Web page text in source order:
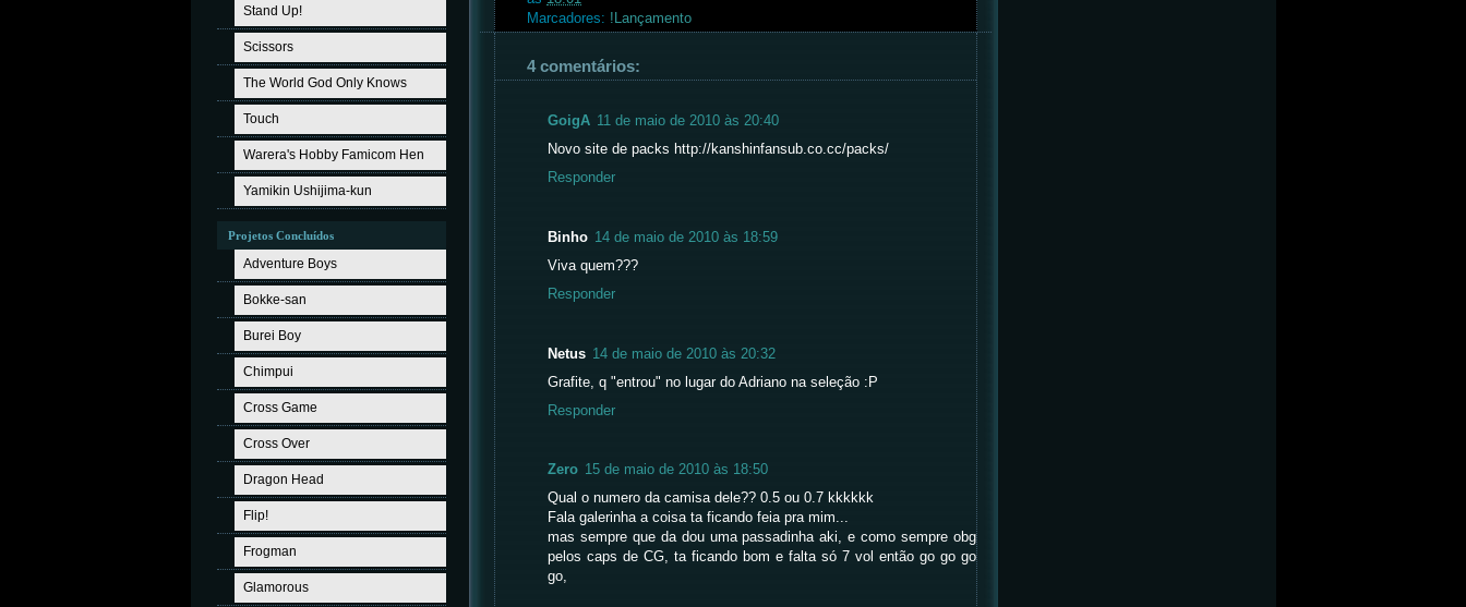
Stand Up!
Scissors
The World God Only Knows
Touch
Warera's Hobby Famicom Hen
Yamikin Ushijima-kun
Projetos Concluídos
Adventure Boys
Bokke-san
Burei Boy
Chimpui
Cross Game
Cross Over
Dragon Head
Flip!
Frogman
Glamorous
Marcadores: !Lançamento
4 comentários:
GoigA 11 de maio de 2010 às 20:40
Novo site de packs http://kanshinfansub.co.cc/packs/
Responder
Binho 14 de maio de 2010 às 18:59
Viva quem???
Responder
Netus 14 de maio de 2010 às 20:32
Grafite, q "entrou" no lugar do Adriano na seleção :P
Responder
Zero 15 de maio de 2010 às 18:50
Qual o numero da camisa dele?? 0.5 ou 0.7 kkkkkk
Fala galerinha a coisa ta ficando feia pra mim...
mas sempre que da dou uma passadinha aki, e como sempre obg
pelos caps de CG, ta ficando bom e falta só 7 vol então go go go
go,